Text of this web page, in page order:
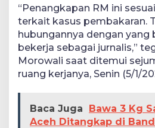
“Penangkapan RM ini
terkait kasus pembakaran.
hubungannya dengan yang
bekerja sebagai jurnalis,”
Morowali saat ditemui
ruang kerjanya, Senin (5/1/
Baca Juga
Bawa 3 Kg
Aceh Ditangkap di